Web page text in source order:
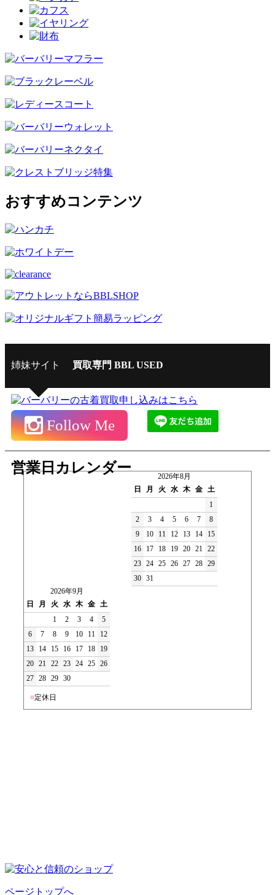
おすすめコンテンツ
姉妹サイト 買取専門 BBL USED
Follow Me
営業日カレンダー
2026年8月
日
月 火 水 木 金 土
1
2
3 4 5 6 7
8
9
10 11 12 13 14
15
16
17 18 19 20 21 22
23 24 25 26 27 28 29
30 31
2026年9月
日
月 火 水 木 金 土
1
2 3 4
5
6
7 8 9 10 11
12
13
14 15 16 17 18
19
20 21 22 23 24 25 26
27 28 29 30
■定休日
ページトップへ